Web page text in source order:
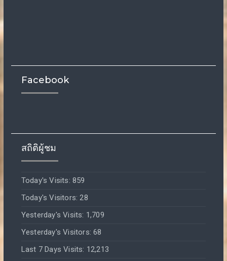
Facebook
สถิติผู้ชม
Today's Visits: 859
Today's Visitors:28
Yesterday's Visits: 1,709
Yesterday's Visitors:68
Last 7 Days Visits: 12,213